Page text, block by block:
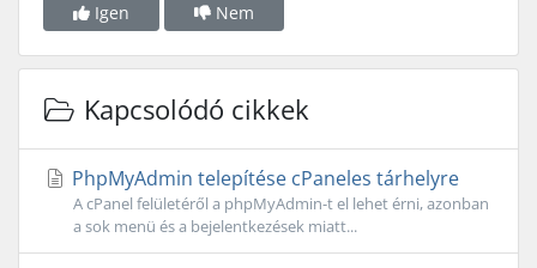
Igen Nem
Kapcsolódó cikkek
PhpMyAdmin telepítése cPaneles tárhelyre
A cPanel felületéről a phpMyAdmin-t el lehet érni, azonban
a sok menü és a bejelentkezések miatt...